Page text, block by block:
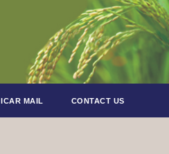
ICAR MAIL CONTACT US